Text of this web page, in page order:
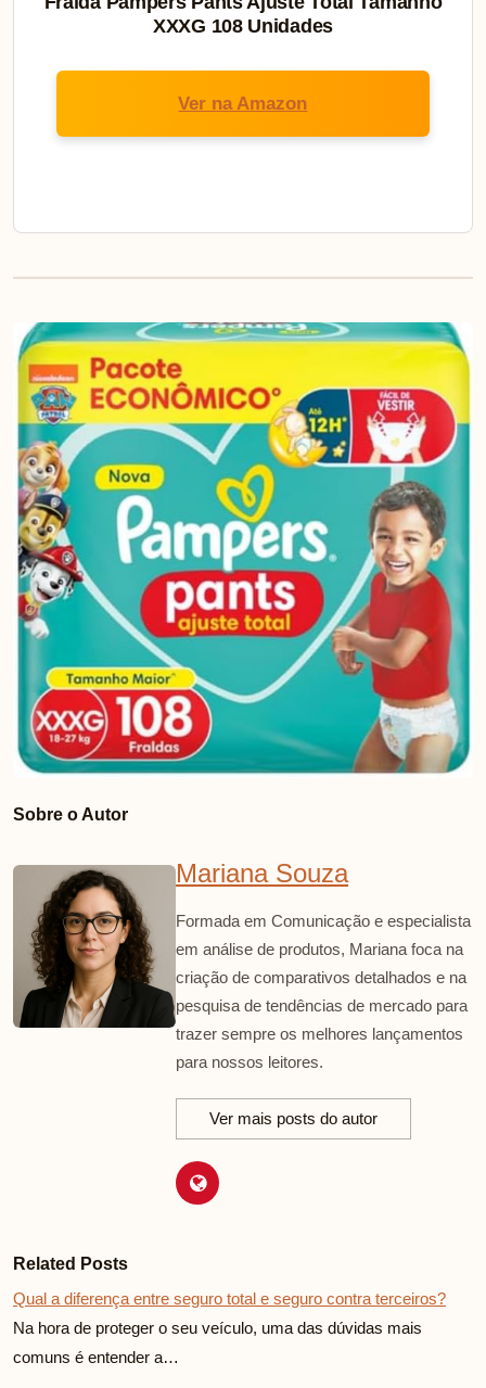
XXXG 108 Unidades
Ver na Amazon
Sobre o Autor
Mariana Souza
Formada em Comunicação e especialista
em análise de produtos, Mariana foca na
criação de comparativos detalhados e na
pesquisa de tendências de mercado para
trazer sempre os melhores lançamentos
para nossos leitores.
Ver mais posts do autor
Related Posts
Qual a diferença entre seguro total e seguro contra terceiros?
Na hora de proteger o seu veículo, uma das dúvidas mais
comuns é entender a…